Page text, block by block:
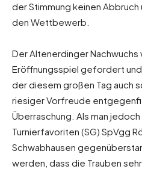
der Stimmung keinen Abbruch
den Wettbewerb.
Der Altenerdinger Nachwuchs
Eröffnungsspiel gefordert und
der diesem großen Tag auch
riesiger Vorfreude
Überraschung. Als man
Turnierfavoriten (SG) SpVgg
Schwabhausen
werden, dass die Trauben